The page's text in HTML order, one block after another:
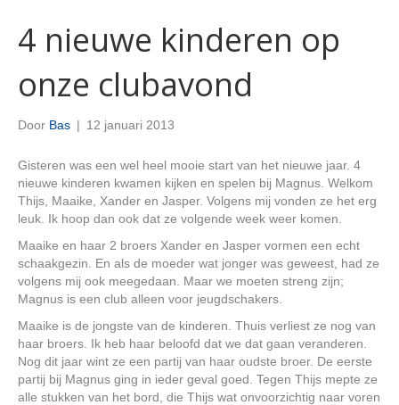
4 nieuwe kinderen op
onze clubavond
Door Bas | 12 januari 2013
Gisteren was een wel heel mooie start van het nieuwe jaar. 4
nieuwe kinderen kwamen kijken en spelen bij Magnus. Welkom
Thijs, Maaike, Xander en Jasper. Volgens mij vonden ze het erg
leuk. Ik hoop dan ook dat ze volgende week weer komen.
Maaike en haar 2 broers Xander en Jasper vormen een echt
schaakgezin. En als de moeder wat jonger was geweest, had ze
volgens mij ook meegedaan. Maar we moeten streng zijn;
Magnus is een club alleen voor jeugdschakers.
Maaike is de jongste van de kinderen. Thuis verliest ze nog van
haar broers. Ik heb haar beloofd dat we dat gaan veranderen.
Nog dit jaar wint ze een partij van haar oudste broer. De eerste
partij bij Magnus ging in ieder geval goed. Tegen Thijs mepte ze
alle stukken van het bord, die Thijs wat onvoorzichtig naar voren